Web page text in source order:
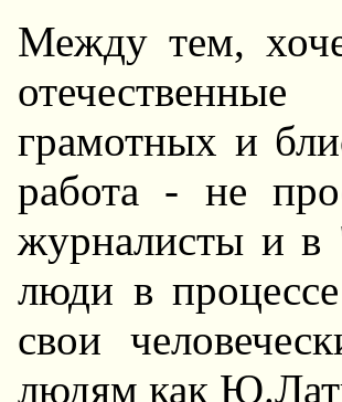
Между тем,
грамотных и
работа - не
журналисты и в
люди в
свои
людям как